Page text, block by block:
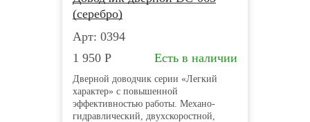
ознакомитьсяздесь
(серебро)
Арт: 0394
1 950 Р Есть в наличии
Дверной доводчик серии «Легкий
характер» с повышенной
эффективностью работы. Механо-
гидравлический, двухскоростной,